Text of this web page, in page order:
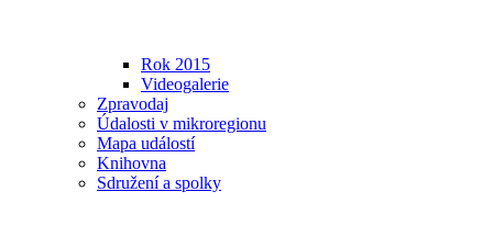
Rok 2015
Videogalerie
Zpravodaj
Údalosti v mikroregionu
Mapa událostí
Knihovna
Sdružení a spolky